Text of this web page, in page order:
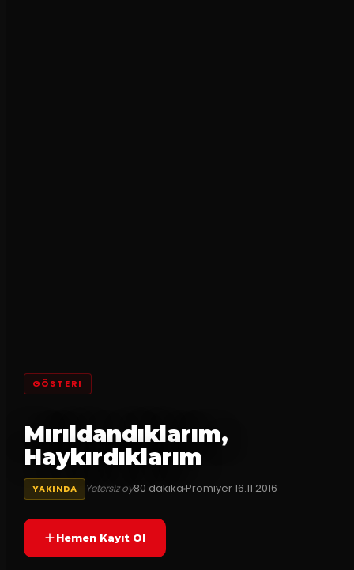
GÖSTERI
Mırıldandıklarım,
Haykırdıklarım
YAKINDA Yetersiz oy80 dakikaPrömiyer16.11.2016
Hemen Kayıt Ol